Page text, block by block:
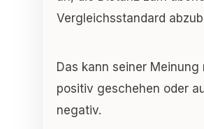
Vergleichsstandard
Das kann seiner Meinung
positiv geschehen oder
negativ.